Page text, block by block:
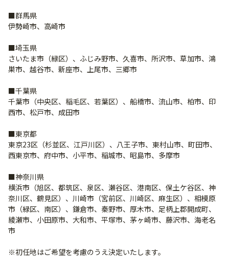
■群馬県
伊勢崎市、高崎市
■埼玉県
さいたま市（緑区）、ふじみ野市、久喜市、所沢市、草加市、鴻
巣市、越谷市、新座市、上尾市、三郷市
■千葉県
千葉市（中央区、稲毛区、若葉区）、船橋市、流山市、柏市、印
西市、松戸市、成田市
■東京都
東京23区（杉並区、江戸川区）、八王子市、東村山市、町田市、
西東京市、府中市、小平市、稲城市、昭島市、多摩市
■神奈川県
横浜市（旭区、都筑区、泉区、瀬谷区、港南区、保土ケ谷区、神
奈川区、鶴見区）、川崎市（宮前区、川崎区、麻生区）、相模原
市（緑区、南区）、鎌倉市、秦野市、厚木市、足柄上郡開成町、
綾瀬市、小田原市、大和市、平塚市、茅ヶ崎市、藤沢市、海老名
市
※初任地はご希望を考慮のうえ決定いたします。